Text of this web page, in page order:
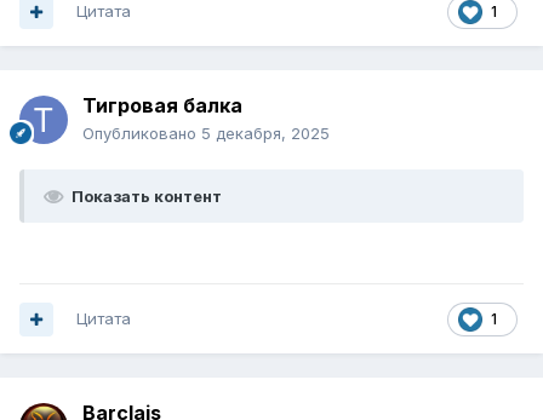
1
Цитата
Тигровая балка
Опубликовано 5 декабря, 2025
Показать контент
1
Цитата
Barclais